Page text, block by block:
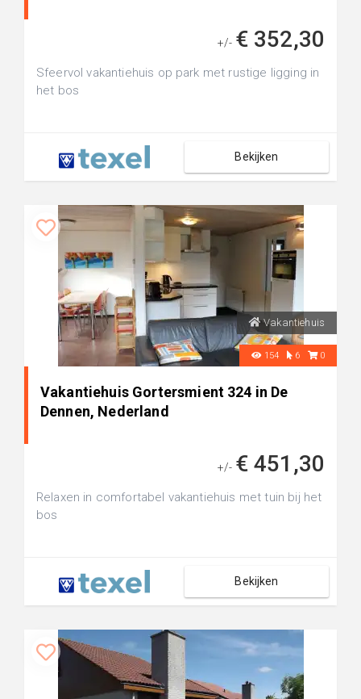
+/- € 352,30
Sfeervol vakantiehuis op park met rustige ligging in
het bos
Bekijken
Vakantiehuis
154 6 0
Vakantiehuis Gortersmient 324 in De
Dennen, Nederland
+/- € 451,30
Relaxen in comfortabel vakantiehuis met tuin bij het
bos
Bekijken